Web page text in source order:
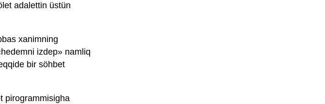
adalettin üstün
xanimning
izdep» namliq
bir söhbet
pirogrammisigha